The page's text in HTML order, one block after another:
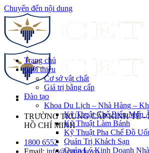
Chuyển đến nội dung
TRƯỜNG TRUNG CẤP KINH TẾ -
HỒ CHÍ MINH
1800 6552
Email: info@cet.edu.vn
Trang chủ
Giới thiệu
Cơ sở vật chất
Giá trị bằng cấp
Đào tạo
Khoa Du Lịch – Nhà Hàng –
Kỹ Thuật Chế Biến Món
Kỹ Thuật Làm Bánh
Kỹ Thuật Pha Chế Đồ
Quản Trị Khách Sạn
Quản Lý Kinh Doanh